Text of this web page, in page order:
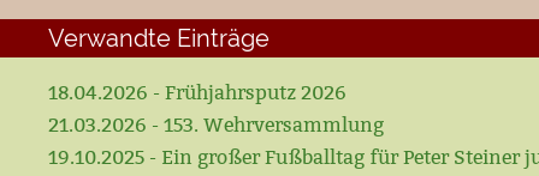
Verwandte Einträge
18.04.2026 - Frühjahrsputz 2026
21.03.2026 - 153. Wehrversammlung
19.10.2025 - Ein großer Fußballtag für Peter Steiner